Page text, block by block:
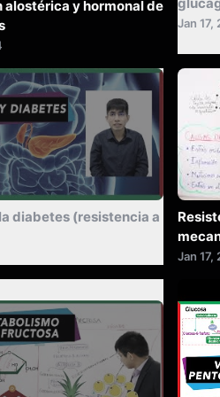
alostérica y hormonal de
Jan 17,
diabetes (resistencia a
tipo 2]
Jan 17,